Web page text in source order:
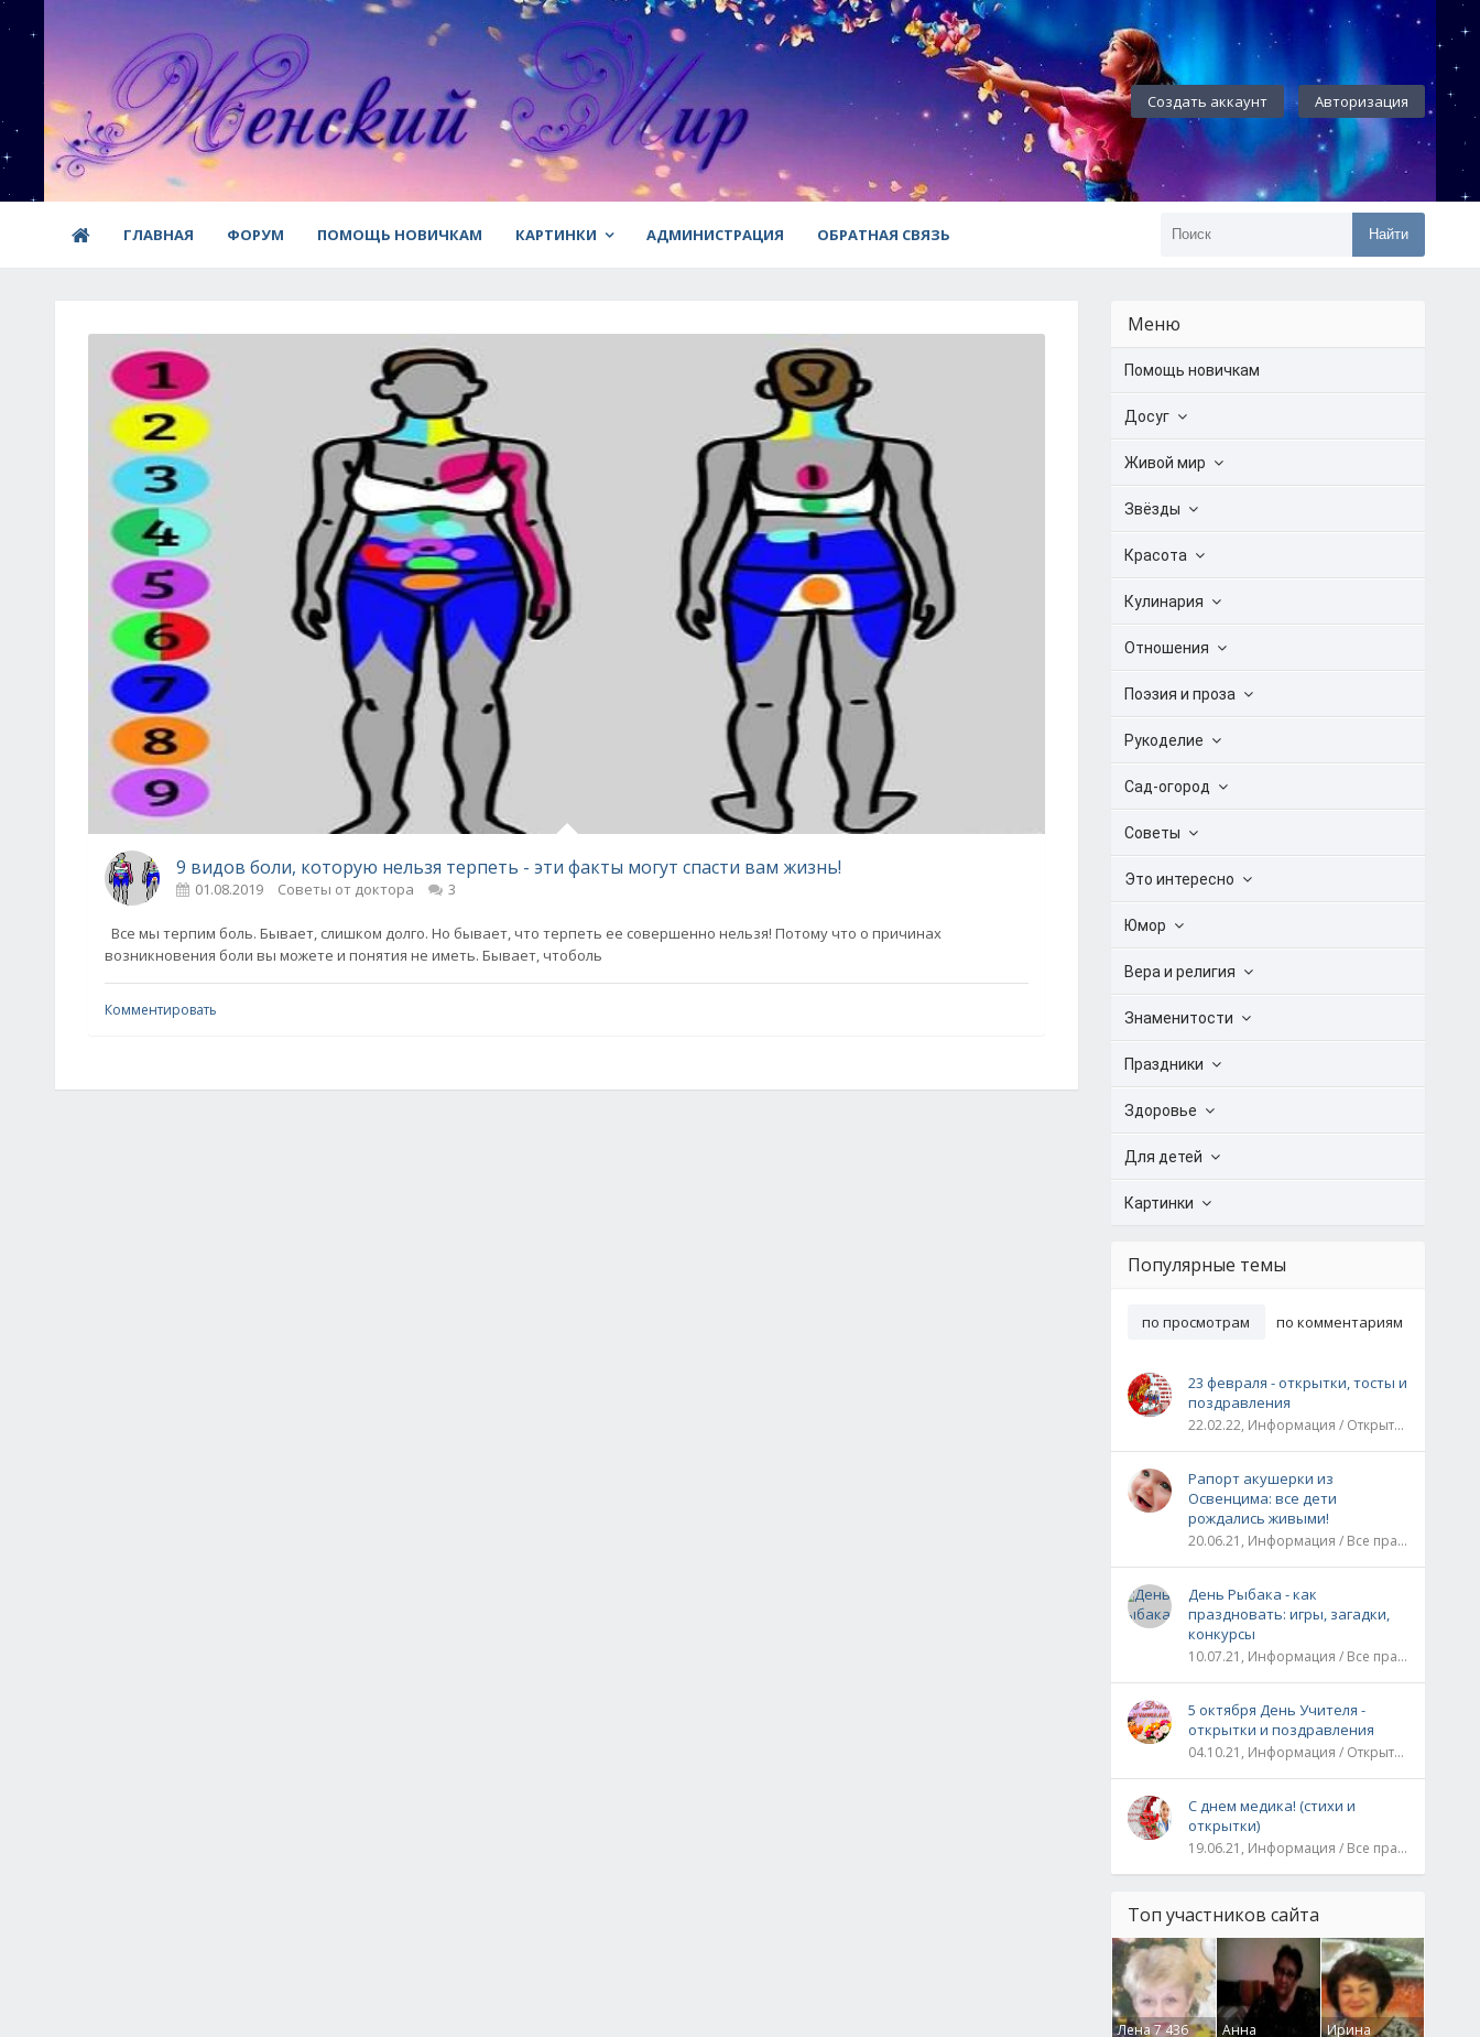
Создать аккаунт Авторизация
ГЛАВНАЯ ФОРУМ ПОМОЩЬ НОВИЧКАМ КАРТИНКИ АДМИНИСТРАЦИЯ ОБРАТНАЯ СВЯЗЬ Найти
9 видов боли, которую нельзя терпеть - эти факты могут спасти вам жизнь!
01.08.2019 Советы от доктора 3
Все мы терпим боль. Бывает, слишком долго. Но бывает, что терпеть ее совершенно нельзя! Потому что о причинах
возникновения боли вы можете и понятия не иметь. Бывает, чтоболь
Комментировать
Меню
Помощь новичкам
Досуг
Живой мир
Звёзды
Красота
Кулинария
Отношения
Поэзия и проза
Рукоделие
Сад-огород
Советы
Это интересно
Юмор
Вера и религия
Знаменитости
Праздники
Здоровье
Для детей
Картинки
Популярные темы
по просмотрам по комментариям
23 февраля - открытки, тосты и
поздравления
22.02.22, Информация / Открытки / Все праздники
Рапорт акушерки из
Освенцима: все дети
рождались живыми!
20.06.21, Информация / Все праздники / Рассказы и истории
День Рыбака - как
праздновать: игры, загадки,
конкурсы
10.07.21, Информация / Все праздники
5 октября День Учителя -
открытки и поздравления
04.10.21, Информация / Открытки / Все праздники
С днем медика! (стихи и
открытки)
19.06.21, Информация / Все праздники
Топ участников сайта
Лена7 436
Анна
Ирина